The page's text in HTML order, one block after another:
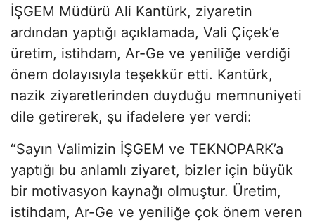
İŞGEM Müdürü Ali Kantürk, ziyaretin
ardından yaptığı açıklamada, Vali Çiçek’e
üretim, istihdam, Ar-Ge ve yeniliğe verdiği
önem dolayısıyla teşekkür etti. Kantürk,
nazik ziyaretlerinden duyduğu memnuniyeti
dile getirerek, şu ifadelere yer verdi:
“Sayın Valimizin İŞGEM ve TEKNOPARK’a
yaptığı bu anlamlı ziyaret, bizler için büyük
bir motivasyon kaynağı olmuştur. Üretim,
istihdam, Ar-Ge ve yeniliğe çok önem veren